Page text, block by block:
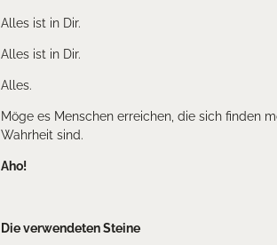
Alles ist in Dir.
Alles ist in Dir.
Alles.
Möge es Menschen erreichen, die sich finden
Wahrheit sind.
Aho!
Die verwendeten Steine